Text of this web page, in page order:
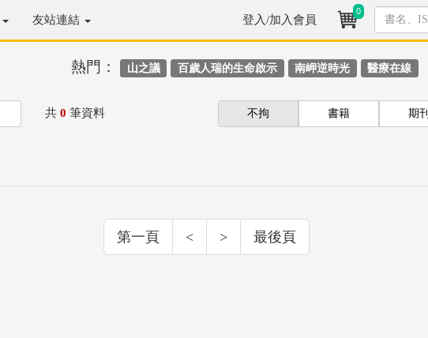
友站連結 登入/加入會員
0
熱門： 山之議 百歲人瑞的生命啟示 南岬逆時光 醫療在線
共 0 筆資料 不拘 書籍 期刊
第一頁 < > 最後頁